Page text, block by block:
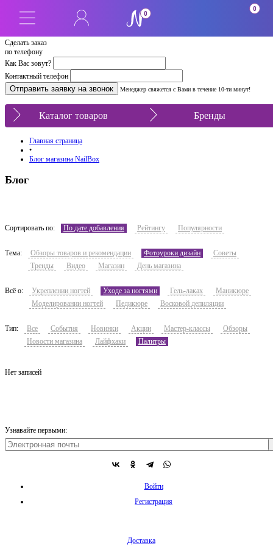
Сделать заказ
по телефону
Как Вас зовут?
Контактный телефон
Менеджер свяжется с Вами в течение 10-ти минут!
0
0
Каталог товаров Бренды
Главная страница
•
Блог магазина NailBox
Блог
Сортировать по: По дате добавления Рейтингу Популярности
Тема: Обзоры товаров и рекомендации Фотоуроки дизайн
Советы
Тренды
Видео Магазин День магазина
Всё о: Укреплении ногтей Уходе за ногтями Гель-лаках
Маникюре
Моделировании ногтей
Педикюре Восковой депиляции
Тип: Все События Новинки Акции Мастер-классы
Обзоры
Новости магазина
Лайфхаки Палитры
Нет записей
Узнавайте первыми:
Войти
Регистрация
Доставка